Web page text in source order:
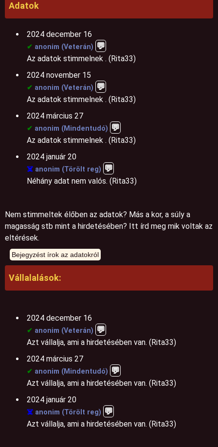
Adatok
2024 december 16
✔ anonim (Veterán) 💬️
Az adatok stimmelnek . (Rita33)
2024 november 15
✔ anonim (Veterán) 💬️
Az adatok stimmelnek . (Rita33)
2024 március 27
✔ anonim (Mindentudó) 💬️
Az adatok stimmelnek . (Rita33)
2024 január 20
☠️ anonim (Törölt reg) 💬️
Néhány adat nem valós. (Rita33)
Nem stimmeltek élőben az adatok? Más a kor, a súly a
magasság stb mint a hirdetésében? Itt írd meg mik voltak az
eltérések.
Vállalalások:
2024 december 16
✔ anonim (Veterán) 💬️
Azt vállalja, ami a hirdetésében van. (Rita33)
2024 március 27
✔ anonim (Mindentudó) 💬️
Azt vállalja, ami a hirdetésében van. (Rita33)
2024 január 20
☠️ anonim (Törölt reg) 💬️
Azt vállalja, ami a hirdetésében van. (Rita33)